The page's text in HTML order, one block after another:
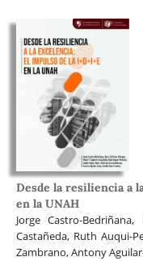
Desde la resiliencia a
en la UNAH
Jorge Castro-
Castañeda, Ruth Auqui-
Zambrano, Antony